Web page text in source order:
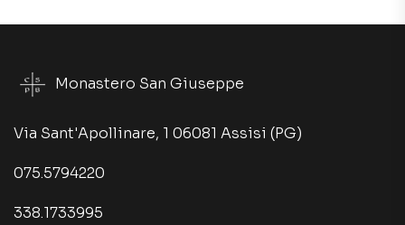
Monastero San Giuseppe
Via Sant'Apollinare, 1 06081 Assisi (PG)
075.5794220
338.1733995